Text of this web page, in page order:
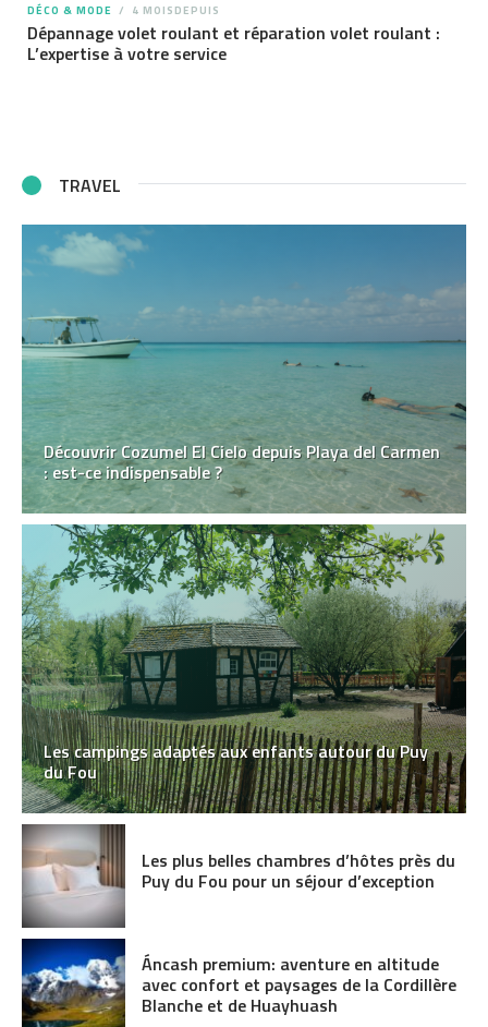
DÉCO & MODE 4 MOISDEPUIS
Dépannage volet roulant et réparation volet roulant :
L’expertise à votre service
TRAVEL
Découvrir Cozumel El Cielo depuis Playa del Carmen
: est-ce indispensable ?
Les campings adaptés aux enfants autour du Puy
du Fou
Les plus belles chambres d’hôtes près du
Puy du Fou pour un séjour d’exception
Áncash premium: aventure en altitude
avec confort et paysages de la Cordillère
Blanche et de Huayhuash